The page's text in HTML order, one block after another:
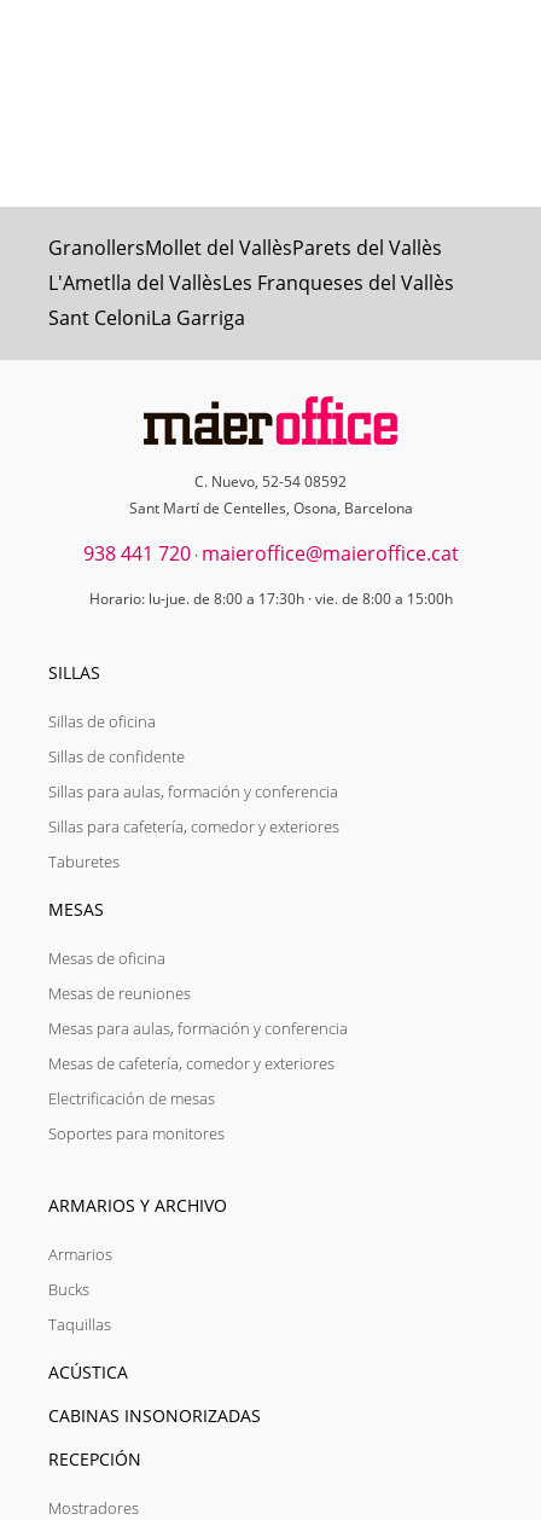
GranollersMollet del VallèsParets del Vallès
L'Ametlla del VallèsLes Franqueses del Vallès
Sant CeloniLa Garriga
C. Nuevo, 52-54 08592
Sant Martí de Centelles, Osona, Barcelona
938 441 720· maieroffice@maieroffice.cat
Horario: lu-jue. de 8:00 a 17:30h · vie. de 8:00 a 15:00h
SILLAS
Sillas de oficina
Sillas de confidente
Sillas para aulas, formación y conferencia
Sillas para cafetería, comedor y exteriores
Taburetes
MESAS
Mesas de oficina
Mesas de reuniones
Mesas para aulas, formación y conferencia
Mesas de cafetería, comedor y exteriores
Electrificación de mesas
Soportes para monitores
ARMARIOS Y ARCHIVO
Armarios
Bucks
Taquillas
ACÚSTICA
CABINAS INSONORIZADAS
RECEPCIÓN
Mostradores